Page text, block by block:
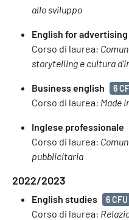
allo sviluppo
English for advertising
Corso di laurea:
storytelling e cultura
Business english 6
Corso di laurea: Made
Inglese professionale
Corso di laurea:
pubblicitaria
2022/2023
English studies 6 CFU
Corso di laurea: